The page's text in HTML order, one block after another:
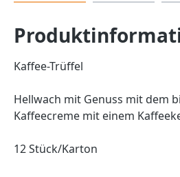
Kaffee-Trüffel
Hellwach mit Genuss mit dem
Kaffeecreme mit einem
12 Stück/Karton